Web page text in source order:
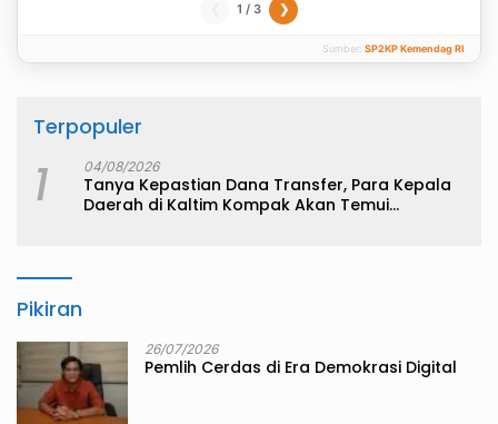
1 / 3 ❯
Sumber: SP2KP Kemendag RI
Terpopuler
1 04/08/2026
Tanya Kepastian Dana Transfer, Para Kepala
Daerah di Kaltim Kompak Akan Temui
Pikiran
26/07/2026
Pemlih Cerdas di Era Demokrasi Digital